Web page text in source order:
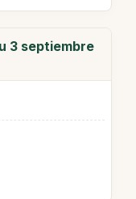
3 septiembre